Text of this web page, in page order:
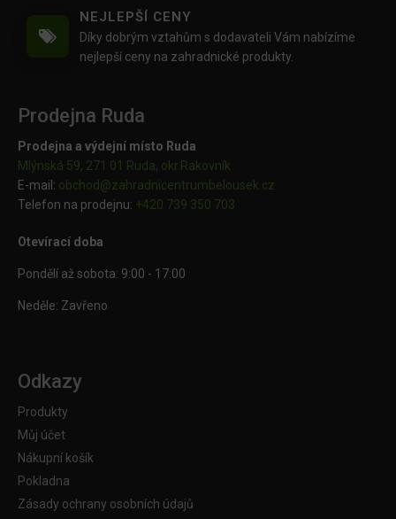
NEJLEPŠÍ CENY
Díky dobrým vztahům s dodavateli Vám nabízíme
nejlepší ceny na zahradnické produkty.
Prodejna Ruda
Prodejna a výdejní místo Ruda
Mlýnská 59, 271 01 Ruda, okr.Rakovník
E-mail: obchod@zahradnicentrumbelousek.cz
Telefon na prodejnu: +420 739 350 703
Otevírací doba
Pondělí až sobota: 9:00 - 17:00
Neděle: Zavřeno
Odkazy
Produkty
Můj účet
Nákupní košík
Pokladna
Zásady ochrany osobních údajů